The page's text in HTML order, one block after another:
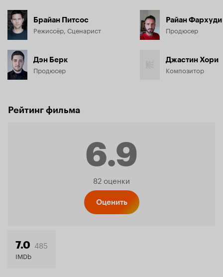
Брайан Питсос
Режиссёр, Сценарист
Дэн Берк
Продюсер
Райан Фархуди
Продюсер
Джастин Хори
Композитор
Рейтинг фильма
6.9
Рейтинг
82 оценки
Оценить
7.0 485
IMDb